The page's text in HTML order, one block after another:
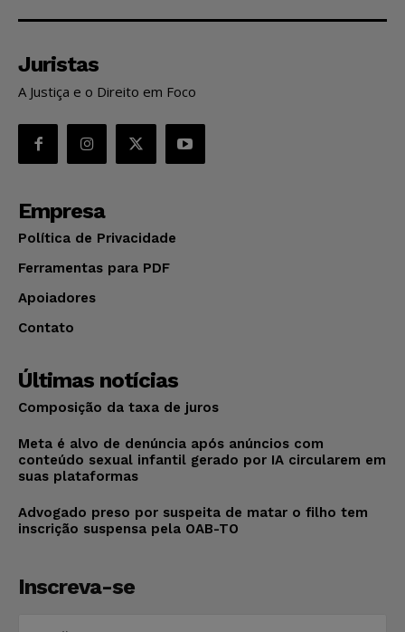
Juristas
A Justiça e o Direito em Foco
Empresa
Política de Privacidade
Ferramentas para PDF
Apoiadores
Contato
Últimas notícias
Composição da taxa de juros
Meta é alvo de denúncia após anúncios com
conteúdo sexual infantil gerado por IA circularem em
suas plataformas
Advogado preso por suspeita de matar o filho tem
inscrição suspensa pela OAB-TO
Inscreva-se